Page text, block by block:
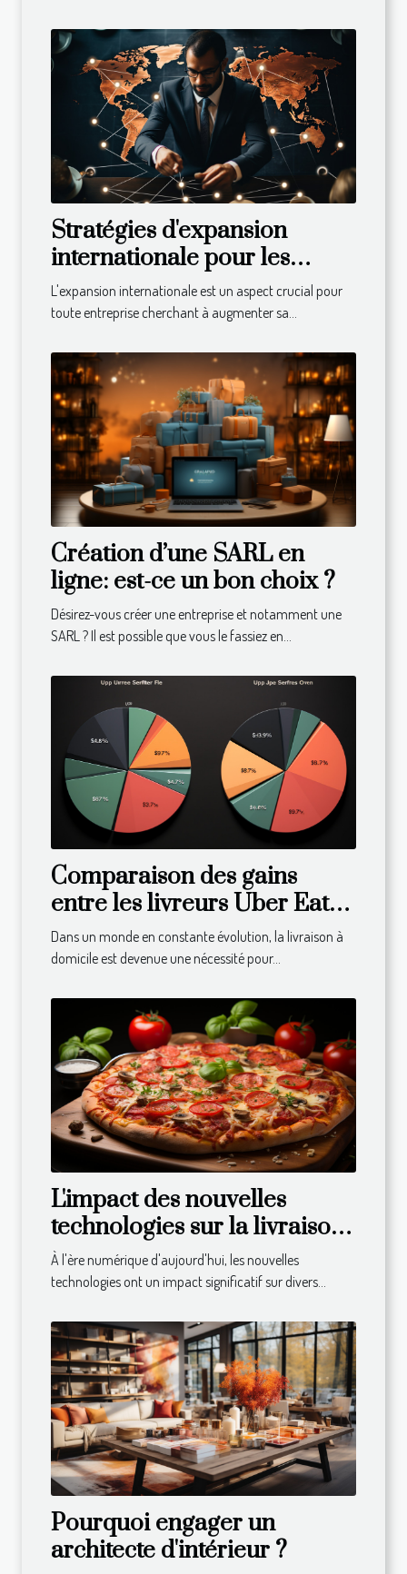
Stratégies d'expansion
internationale pour les
entreprises
L'expansion internationale est un aspect crucial pour
toute entreprise cherchant à augmenter sa...
Création d’une SARL en
ligne: est-ce un bon choix ?
Désirez-vous créer une entreprise et notamment une
SARL ? Il est possible que vous le fassiez en...
Comparaison des gains
entre les livreurs Uber Eats
dans différents pays
Dans un monde en constante évolution, la livraison à
domicile est devenue une nécessité pour...
L'impact des nouvelles
technologies sur la livraison
de repas à domicile
À l'ère numérique d'aujourd'hui, les nouvelles
technologies ont un impact significatif sur divers...
Pourquoi engager un
architecte d'intérieur ?